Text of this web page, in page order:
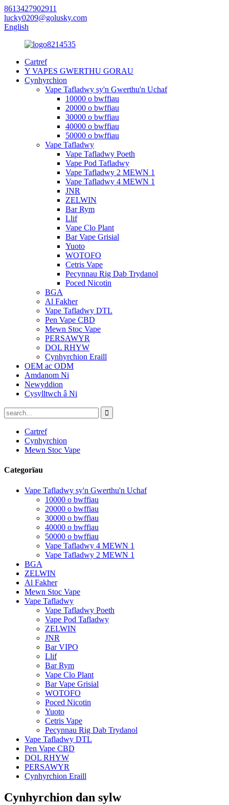
8613427902911
lucky0209@golusky.com
English
Cartref
Y VAPES GWERTHU GORAU
Cynhyrchion
Vape Tafladwy sy'n Gwerthu'n Uchaf
10000 o bwffiau
20000 o bwffiau
30000 o bwffiau
40000 o bwffiau
50000 o bwffiau
Vape Tafladwy
Vape Tafladwy Poeth
Vape Pod Tafladwy
Vape Tafladwy 2 MEWN 1
Vape Tafladwy 4 MEWN 1
JNR
ZELWIN
Bar Rym
Llif
Vape Clo Plant
Bar Vape Grisial
Yuoto
WOTOFO
Cetris Vape
Pecynnau Rig Dab Trydanol
Poced Nicotin
BGA
Al Fakher
Vape Tafladwy DTL
Pen Vape CBD
Mewn Stoc Vape
PERSAWYR
DOL RHYW
Cynhyrchion Eraill
OEM ac ODM
Amdanom Ni
Newyddion
Cysylltwch â Ni
Cartref
Cynhyrchion
Mewn Stoc Vape
Categorïau
Vape Tafladwy sy'n Gwerthu'n Uchaf
10000 o bwffiau
20000 o bwffiau
30000 o bwffiau
40000 o bwffiau
50000 o bwffiau
Vape Tafladwy 4 MEWN 1
Vape Tafladwy 2 MEWN 1
BGA
ZELWIN
Al Fakher
Mewn Stoc Vape
Vape Tafladwy
Vape Tafladwy Poeth
Vape Pod Tafladwy
ZELWIN
JNR
Bar VIPO
Llif
Bar Rym
Vape Clo Plant
Bar Vape Grisial
WOTOFO
Poced Nicotin
Yuoto
Cetris Vape
Pecynnau Rig Dab Trydanol
Vape Tafladwy DTL
Pen Vape CBD
DOL RHYW
PERSAWYR
Cynhyrchion Eraill
Cynhyrchion dan sylw